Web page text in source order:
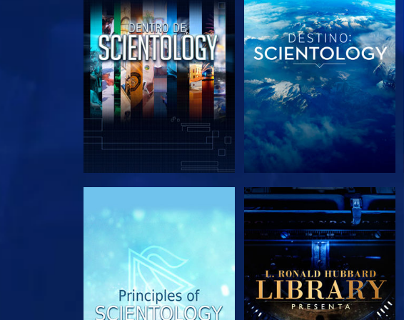
EXPLORA LAS SERIES EXPLORA LAS SERIES